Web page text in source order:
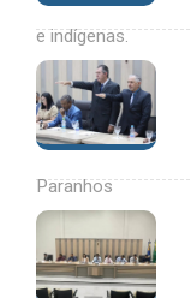
e indígenas.
Paranhos